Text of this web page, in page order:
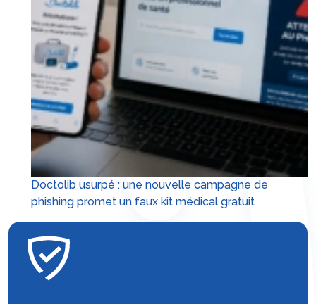
Doctolib usurpé : une nouvelle campagne de
phishing promet un faux kit médical gratuit